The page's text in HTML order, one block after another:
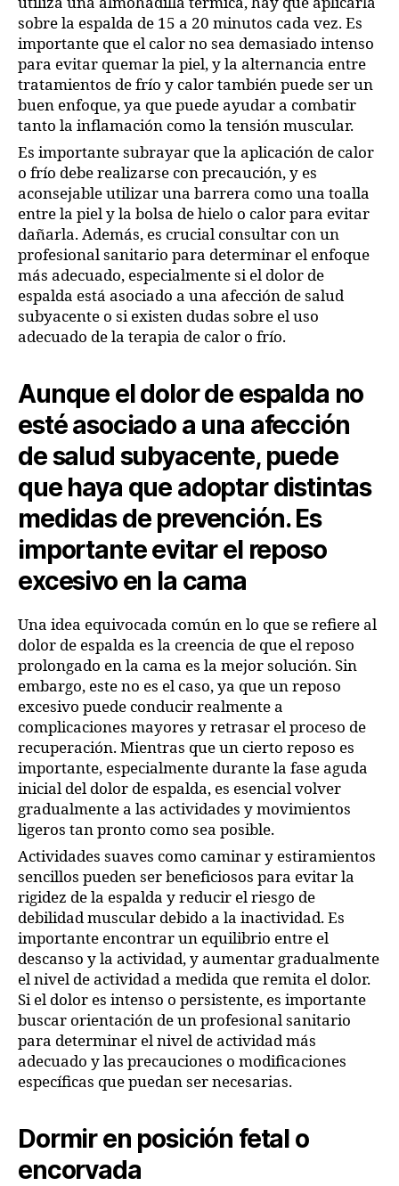
sobre la espalda de 15 a 20 minutos cada vez. Es
importante que el calor no sea demasiado intenso
para evitar quemar la piel, y la alternancia entre
tratamientos de frío y calor también puede ser un
buen enfoque, ya que puede ayudar a combatir
tanto la inflamación como la tensión muscular.
Es importante subrayar que la aplicación de calor
o frío debe realizarse con precaución, y es
aconsejable utilizar una barrera como una toalla
entre la piel y la bolsa de hielo o calor para evitar
dañarla. Además, es crucial consultar con un
profesional sanitario para determinar el enfoque
más adecuado, especialmente si el dolor de
espalda está asociado a una afección de salud
subyacente o si existen dudas sobre el uso
adecuado de la terapia de calor o frío.
Aunque el dolor de espalda no
esté asociado a una afección
de salud subyacente, puede
que haya que adoptar distintas
medidas de prevención. Es
importante evitar el reposo
excesivo en la cama
Una idea equivocada común en lo que se refiere al
dolor de espalda es la creencia de que el reposo
prolongado en la cama es la mejor solución. Sin
embargo, este no es el caso, ya que un reposo
excesivo puede conducir realmente a
complicaciones mayores y retrasar el proceso de
recuperación. Mientras que un cierto reposo es
importante, especialmente durante la fase aguda
inicial del dolor de espalda, es esencial volver
gradualmente a las actividades y movimientos
ligeros tan pronto como sea posible.
Actividades suaves como caminar y estiramientos
sencillos pueden ser beneficiosos para evitar la
rigidez de la espalda y reducir el riesgo de
debilidad muscular debido a la inactividad. Es
importante encontrar un equilibrio entre el
descanso y la actividad, y aumentar gradualmente
el nivel de actividad a medida que remita el dolor.
Si el dolor es intenso o persistente, es importante
buscar orientación de un profesional sanitario
para determinar el nivel de actividad más
adecuado y las precauciones o modificaciones
específicas que puedan ser necesarias.
Dormir en posición fetal o
encorvada